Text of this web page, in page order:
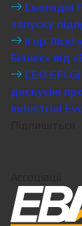
Сьогодні
запуску
Ігор
Бізнес» від
CEO EFI
дискусію
Industrial